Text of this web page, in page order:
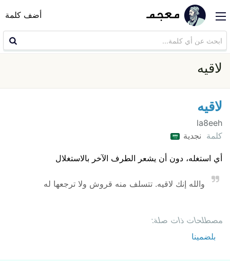
أضف كلمة
لاقيه
لاقيه
la8eeh
كلمة نجدية
أي استغله، دون أن يشعر الطرف الآخر بالاستغلال
والله إنك لاقيه. تتسلف منه قروش ولا ترجعها له
مصطلحات ذات صلة:
بلضمينا